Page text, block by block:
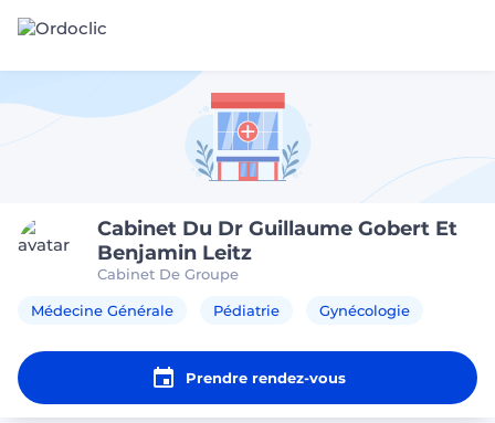
Cabinet Du Dr Guillaume Gobert Et
Benjamin Leitz
Cabinet De Groupe
Médecine Générale Pédiatrie Gynécologie
Prendre rendez-vous